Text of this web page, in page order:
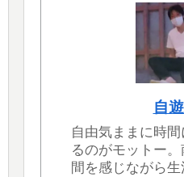
自
自由気ままに時
るのがモットー
間を感じながら